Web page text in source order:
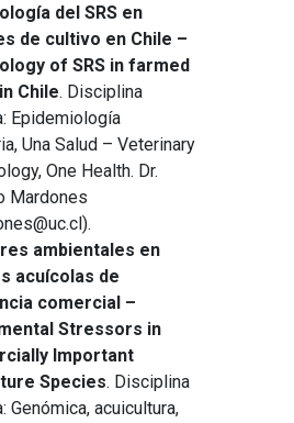
del SRS en
de cultivo en Chile –
of SRS in farmed
Chile. Disciplina
Epidemiología
Una Salud – Veterinary
One Health. Dr.
Mardones
ambientales en
acuícolas de
comercial –
Stressors in
Important
Species. Disciplina
Genómica, acuicultura,